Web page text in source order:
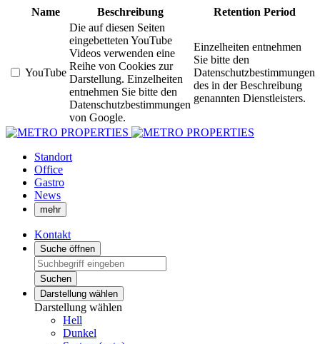
Name Beschreibung Retention Period
YouTube
Die auf diesen Seiten
eingebetteten YouTube
Videos verwenden eine
Reihe von Cookies zur
Darstellung. Einzelheiten
entnehmen Sie bitte den
Datenschutzbestimmungen
von Google.
Einzelheiten entnehmen
Sie bitte den
Datenschutzbestimmungen
des in der Beschreibung
genannten Dienstleisters.
Standort
Office
Gastro
News
mehr
Kontakt
Suche öffnen
Suchen
Darstellung wählen
Darstellung wählen
Hell
Dunkel